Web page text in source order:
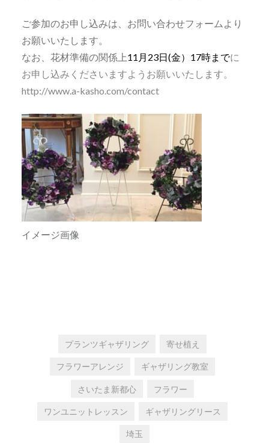
ご参加のお申し込みは、お問い合わせフォームより
お願いいたします。
なお、花材準備の関係上11月23日(金）17時までに
お申し込みくださいますようお願いいたします。
http://www.a-kasho.com/contact
イメージ画像
プランツギャザリング 寄せ植え
フラワーアレンジ ギャザリング教室
さいたま新都心 フラワー
ワンユニットレッスン ギャザリングリース
埼玉